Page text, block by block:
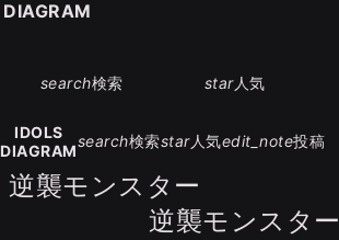
search検索 star人気
IDOLS
DIAGRAM
search検索star人気edit_note投稿
逆襲モンスター
逆襲モンスター